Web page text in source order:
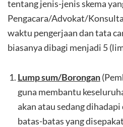
tentang jenis-jenis skema
Pengacara/Advokat/
waktu pengerjaan dan tata
biasanya dibagi menjadi 5
Lump sum/Borongan
guna membantu
akan atau sedang
batas-batas yang